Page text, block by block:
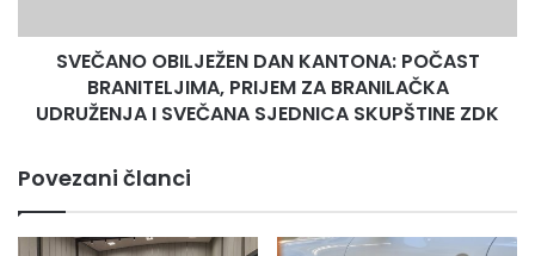
BRANILAČKA
UDRUŽENJA
SVEČANA
ZDK
SVEČANO OBILJEŽEN DAN KANTONA: POČAST
BRANITELJIMA, PRIJEM ZA BRANILAČKA
UDRUŽENJA I SVEČANA SJEDNICA SKUPŠTINE ZDK
Povezani članci